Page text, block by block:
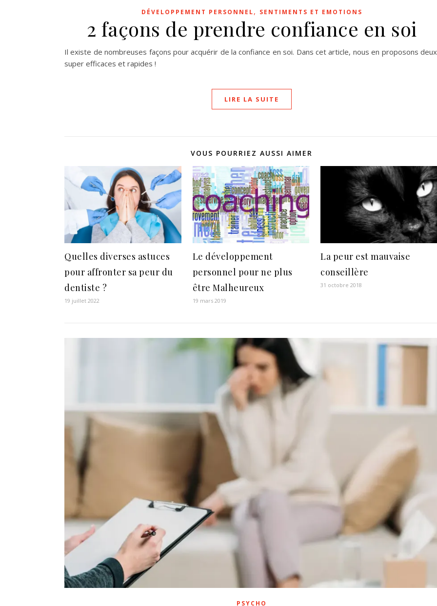
DÉVELOPPEMENT PERSONNEL, SENTIMENTS ET EMOTIONS
2 façons de prendre confiance en soi
Il existe de nombreuses façons pour acquérir de la confiance en soi. Dans cet article, nous en proposons
super efficaces et rapides !
LIRE LA SUITE
VOUS POURRIEZ AUSSI AIMER
Quelles diverses astuces
pour affronter sa peur du
dentiste ?
19 juillet 2022
Le développement
personnel pour ne plus
être Malheureux
19 mars 2019
La peur est mauvaise
conseillère
31 octobre 2018
PSYCHO